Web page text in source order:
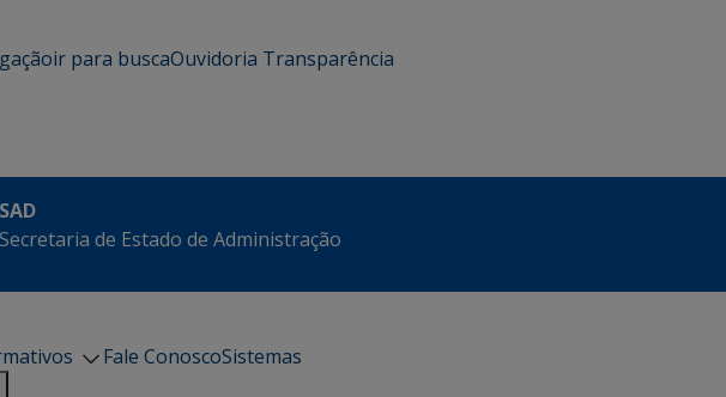
ir para buscaOuvidoria Transparência
SAD
Secretaria de Estado de Administração
Fale ConoscoSistemas